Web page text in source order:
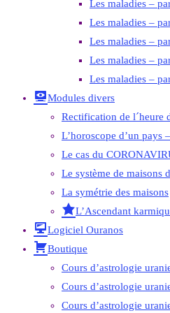
Les maladies –
Les maladies –
Les maladies –
Les maladies –
Les maladies –
Modules divers
Rectification de l´heure
L’horoscope d’un pays
Le cas du
Le système de maisons
La symétrie des maisons
L’Ascendant
Logiciel Ouranos
Boutique
Cours d’astrologie
Cours d’astrologie
Cours d’astrologie